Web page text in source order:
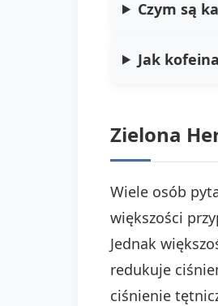
Czym są
Jak
Zielona
Wiele osób
większości
Jednak
redukuje
ciśnienie